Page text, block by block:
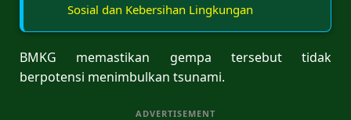
Sosial dan Kebersihan Lingkungan
BMKG memastikan gempa tersebut tidak
berpotensi menimbulkan tsunami.
ADVERTISEMENT